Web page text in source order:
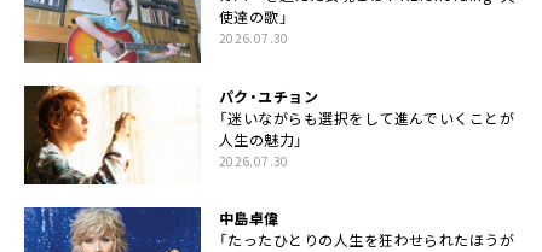
使達の歌」
2026.07.30
パク・ユチョン
「迷いながらも選択をして進んでいくことが
人生の魅力」
2026.07.30
中島卓偉
「たったひとりの人生を狂わせられたほうが